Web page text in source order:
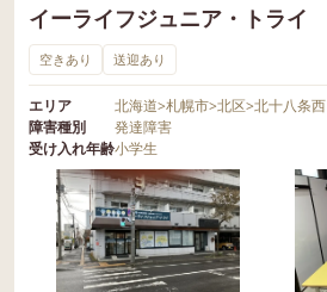
イーライフジュニア・トライ
空きあり 送迎あり
エリア 北海道>札幌市>北区>北十八条西
障害種別
発達障害
受け入れ年齢小学生